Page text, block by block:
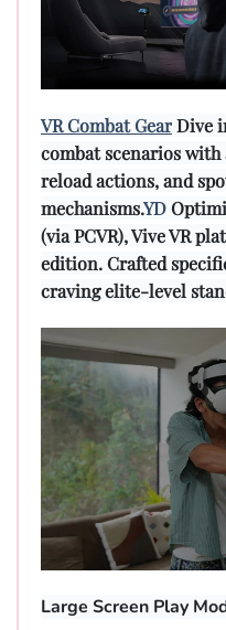
VR Combat GearDive
combat scenarios
reload actions, and
mechanisms.YD
(via PCVR), Vive VR
edition. Crafted
craving elite-level
Large Screen Play